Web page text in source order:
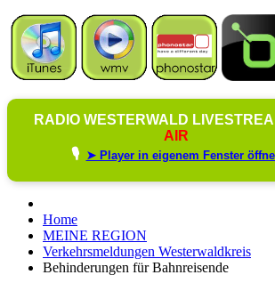
RADIO WESTERWALD
AIR
🎙️ ➤ Player in eigenem Fenster
Home
MEINE REGION
Verkehrsmeldungen Westerwaldkreis
Behinderungen für Bahnreisende